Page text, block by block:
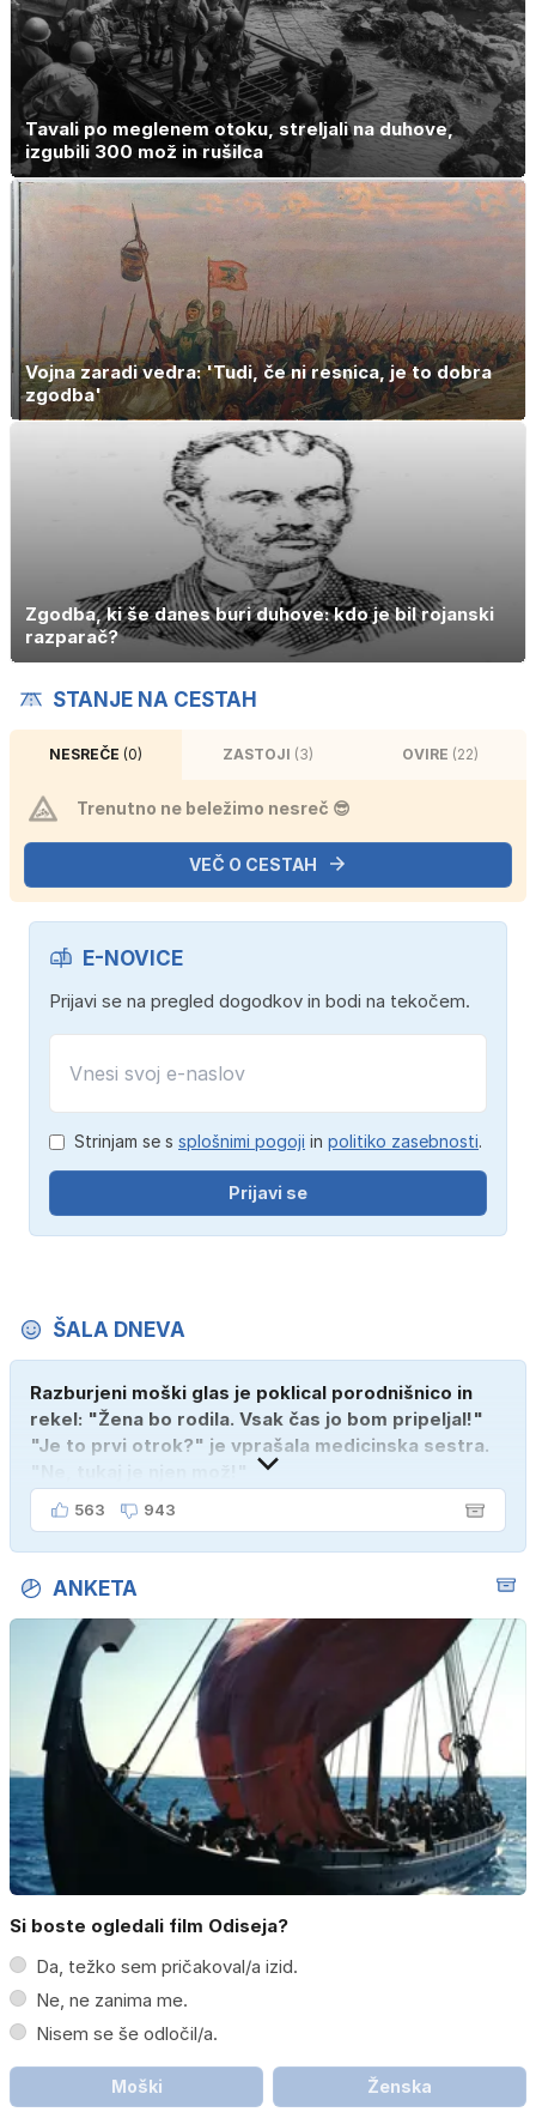
Tavali po meglenem otoku, streljali na duhove,
izgubili 300 mož in rušilca
Vojna zaradi vedra: 'Tudi, če ni resnica, je to dobra
zgodba'
Zgodba, ki še danes buri duhove: kdo je bil rojanski
razparač?
STANJE NA CESTAH
NESREČE (0) ZASTOJI (3) OVIRE (22)
Trenutno ne beležimo nesreč 😎
VEČ O CESTAH
E-NOVICE
Prijavi se na pregled dogodkov in bodi na tekočem.
Strinjam se s splošnimi pogoji in politiko zasebnosti.
Prijavi se
ŠALA DNEVA
Razburjeni moški glas je poklical porodnišnico in
rekel: "Žena bo rodila. Vsak čas jo bom pripeljal!"
"Je to prvi otrok?" je vprašala medicinska sestra.
563 943
ANKETA
Si boste ogledali film Odiseja?
Da, težko sem pričakoval/a izid.
Ne, ne zanima me.
Nisem se še odločil/a.
Moški Ženska